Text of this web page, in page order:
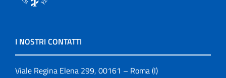
I NOSTRI CONTATTI
Viale Regina Elena 299, 00161 – Roma (I)